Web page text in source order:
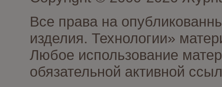
Все права на
изделия. Технологии»
Любое использование
обязательной активной